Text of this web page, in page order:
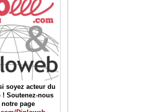
soyez acteur du
! Soutenez-nous
notre page